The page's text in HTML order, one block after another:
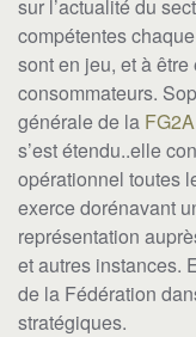
sur l’actualité du
compétentes
sont en jeu, et à
consommateurs.
générale de la FG2A
s’est étendu..elle
opérationnel toutes
exerce dorénavant
représentation
et autres instances.
de la Fédération
stratégiques.